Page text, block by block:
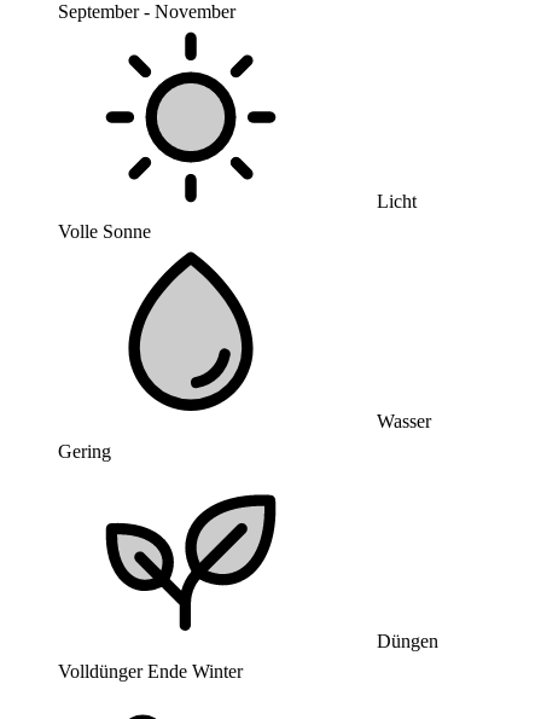
September - November
Licht
Volle Sonne
Wasser
Gering
Düngen
Volldünger Ende Winter